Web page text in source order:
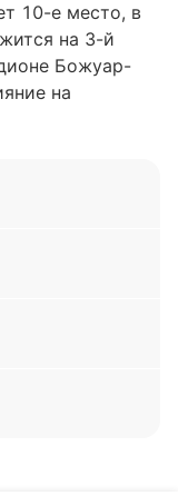
10-е место, в
на 3-й
Божуар-
на
всего одну
Брест
— три
Очевидно, что
состоянии,